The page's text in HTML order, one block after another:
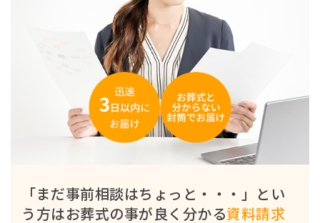
「まだ事前相談はちょっと・・・」とい
う方はお葬式の事が良く分かる資料請求